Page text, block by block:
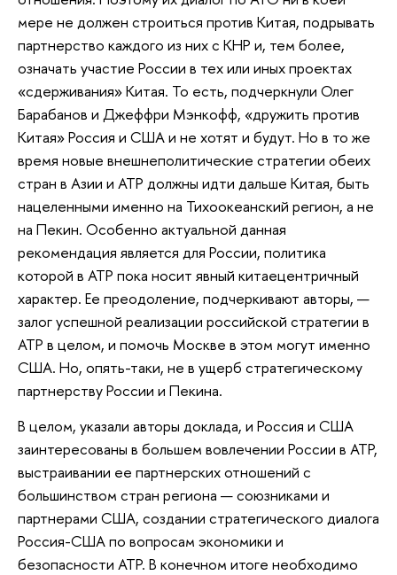
мере не должен строиться против Китая, подрывать
партнерство каждого из них с КНР и, тем более,
означать участие России в тех или иных проектах
«сдерживания» Китая. То есть, подчеркнули Олег
Барабанов и Джеффри Мэнкофф, «дружить против
Китая» Россия и США и не хотят и будут. Но в то же
время новые внешнеполитические стратегии обеих
стран в Азии и АТР должны идти дальше Китая, быть
нацеленными именно на Тихоокеанский регион, а не
на Пекин. Особенно актуальной данная
рекомендация является для России, политика
которой в АТР пока носит явный китаецентричный
характер. Ее преодоление, подчеркивают авторы, —
залог успешной реализации российской стратегии в
АТР в целом, и помочь Москве в этом могут именно
США. Но, опять-таки, не в ущерб стратегическому
партнерству России и Пекина.
В целом, указали авторы доклада, и Россия и США
заинтересованы в большем вовлечении России в АТР,
выстраивании ее партнерских отношений с
большинством стран региона — союзниками и
партнерами США, создании стратегического диалога
Россия-США по вопросам экономики и
безопасности АТР. В конечном итоге необходимо